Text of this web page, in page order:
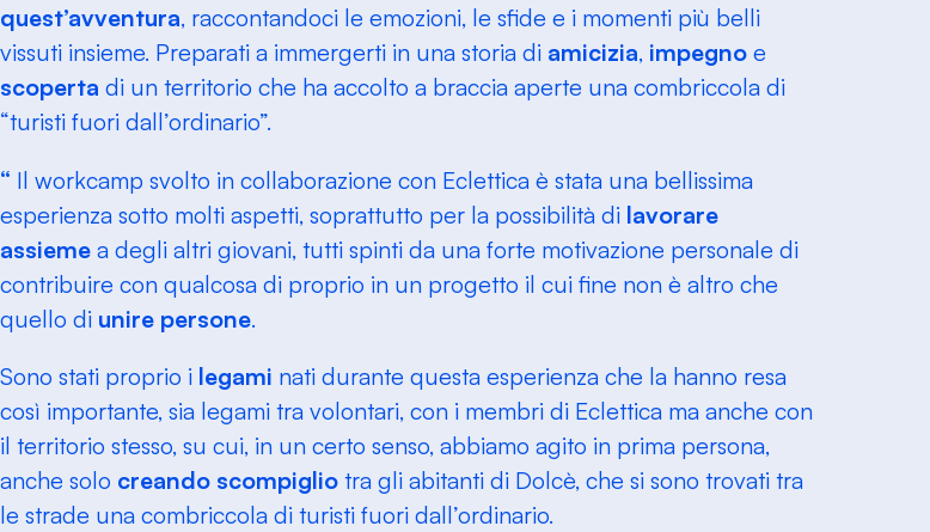
quest’avventura, raccontandoci le emozioni, le sfide e i momenti più belli
vissuti insieme. Preparati a immergerti in una storia di amicizia, impegno e
scoperta di un territorio che ha accolto a braccia aperte una combriccola di
“turisti fuori dall’ordinario”.
“ Il workcamp svolto in collaborazione con Eclettica è stata una bellissima
esperienza sotto molti aspetti, soprattutto per la possibilità di lavorare
assieme a degli altri giovani, tutti spinti da una forte motivazione personale di
contribuire con qualcosa di proprio in un progetto il cui fine non è altro che
quello di unire persone.
Sono stati proprio i legami nati durante questa esperienza che la hanno resa
così importante, sia legami tra volontari, con i membri di Eclettica ma anche con
il territorio stesso, su cui, in un certo senso, abbiamo agito in prima persona,
anche solo creando scompiglio tra gli abitanti di Dolcè, che si sono trovati tra
le strade una combriccola di turisti fuori dall’ordinario.